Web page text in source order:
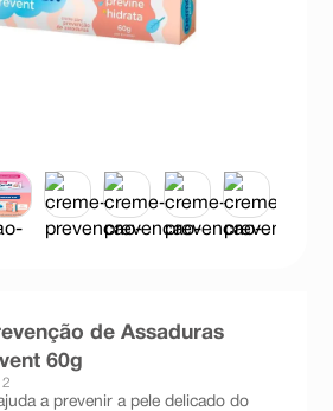
de Assaduras
60g
a prevenir a pele delicado do